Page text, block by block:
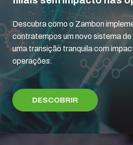
Descubra como o Zambon
contratempos um novo sistema
uma transição tranquila com
operações.
DESCOBRIR